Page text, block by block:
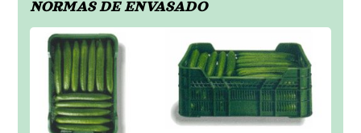
NORMAS DE ENVASADO